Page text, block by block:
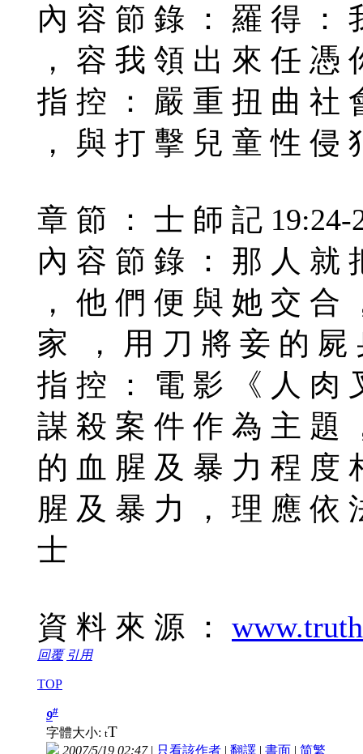
內 容 節 錄 ： 羅 得 ：
， 容 我 領 出 來 任 憑
指 控 ： 嚴 重 扭 曲 社
， 與 打 擊 兒 童 性 侵
章 節 ： 士 師 記 19:24-
內 容 節 錄 ： 那 人 就
， 他 們 便 與 她 交
家 ， 用 刀 將 妾 的 屍
指 控 ： 電 影 《 人 肉
謀 殺 案 件 作 為 主 題
的 血 腥 及 暴 力 程 度
腥 及 暴 力 ， 理 應 依
士
資 料 來 源 ：
回覆 引用
TOP
9#
字體大小: tT
2007/5/19 02:47| 只看該作者 | 翻譯 | 書面 | 简繁